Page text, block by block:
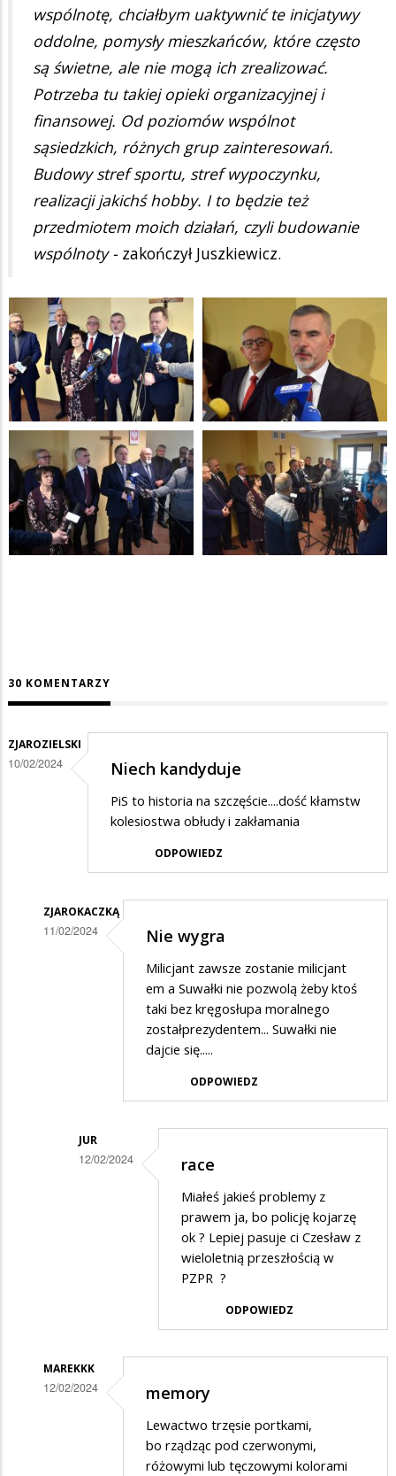
wspólnotę, chciałbym uaktywnić te inicjatywy
oddolne, pomysły mieszkańców, które często
są świetne, ale nie mogą ich zrealizować.
Potrzeba tu takiej opieki organizacyjnej i
finansowej. Od poziomów wspólnot
sąsiedzkich, różnych grup zainteresowań.
Budowy stref sportu, stref wypoczynku,
realizacji jakichś hobby. I to będzie też
przedmiotem moich działań, czyli budowanie
wspólnoty - zakończył Juszkiewicz.
30 KOMENTARZY
ZJAROZIELSKI
10/02/2024 Niech kandyduje
PiS to historia na szczęście....dość kłamstw
kolesiostwa obłudy i zakłamania
ODPOWIEDZ
ZJAROKACZKĄ
11/02/2024
kandyduje
Nie wygra
Milicjant zawsze zostanie milicjant
em a Suwałki nie pozwolą żeby ktoś
taki bez kręgosłupa moralnego
zostałprezydentem... Suwałki nie
dajcie się.....
ODPOWIEDZ
JUR
12/02/2024
wygra
race
Miałeś jakieś problemy z
prawem ja, bo policję kojarzę
ok ? Lepiej pasuje ci Czesław z
wieloletnią przeszłością w
PZPR ?
ODPOWIEDZ
MAREKKK
12/02/2024 memory
Lewactwo trzęsie portkami,
bo rządząc pod czerwonymi,
różowymi lub tęczowymi kolorami